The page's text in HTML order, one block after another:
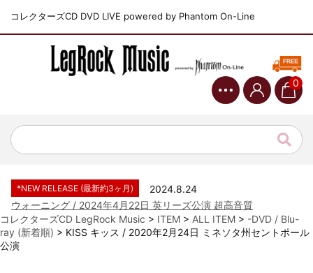
コレクターズCD DVD LIVE powered by Phantom On-Line
0
ジャーニー / 1979年5月8+9日 コロラド州 2公演 SBD 完全収録！
*NEW RELEASE (最新約3ヶ月)
2024.11.9
*NEW RELEASE (最新約3ヶ月)
2024.8.24
ウォーニング / 2024年4月22日 英リーズ公演 超高音質
IEM+Aud！
*NEW RELEASE (最新約3ヶ月)
2024.6.24
ビリー・ジョエル / 2024年3月24日 100Aniv. 米M.S.G公演 完全
コレクターズCD LegRock Music > ITEM > ALL ITEM > -DVD / Blu-
ray (新着順) > KISS キッス / 2020年2月24日 ミネソタ州セントポール
公演